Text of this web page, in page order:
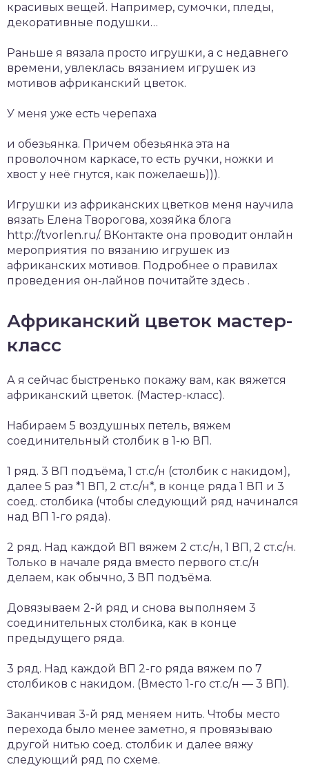
красивых вещей. Например, сумочки, пледы,
декоративные подушки…
Раньше я вязала просто игрушки, а с недавнего
времени, увлеклась вязанием игрушек из
мотивов африканский цветок.
У меня уже есть черепаха
и обезьянка. Причем обезьянка эта на
проволочном каркасе, то есть ручки, ножки и
хвост у неё гнутся, как пожелаешь))).
Игрушки из африканских цветков меня научила
вязать Елена Творогова, хозяйка блога
http://tvorlen.ru/. ВКонтакте она проводит онлайн
мероприятия по вязанию игрушек из
африканских мотивов. Подробнее о правилах
проведения он-лайнов почитайте здесь .
Африканский цветок мастер-
класс
А я сейчас быстренько покажу вам, как вяжется
африканский цветок. (Мастер-класс).
Набираем 5 воздушных петель, вяжем
соединительный столбик в 1-ю ВП.
1 ряд. 3 ВП подъёма, 1 ст.с/н (столбик с накидом),
далее 5 раз *1 ВП, 2 ст.с/н*, в конце ряда 1 ВП и 3
соед. столбика (чтобы следующий ряд начинался
над ВП 1-го ряда).
2 ряд. Над каждой ВП вяжем 2 ст.с/н, 1 ВП, 2 ст.с/н.
Только в начале ряда вместо первого ст.с/н
делаем, как обычно, 3 ВП подъёма.
Довязываем 2-й ряд и снова выполняем 3
соединительных столбика, как в конце
предыдущего ряда.
3 ряд. Над каждой ВП 2-го ряда вяжем по 7
столбиков с накидом. (Вместо 1-го ст.с/н — 3 ВП).
Заканчивая 3-й ряд меняем нить. Чтобы место
перехода было менее заметно, я провязываю
другой нитью соед. столбик и далее вяжу
следующий ряд по схеме.